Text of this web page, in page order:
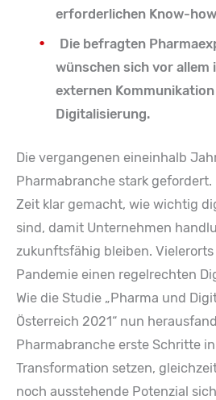
erforderlichen Know-
Die befragten
wünschen sich vor allem
externen
Digitalisierung.
Die vergangenen eineinhalb
Pharmabranche stark
Zeit klar gemacht, wie wichtig
sind, damit Unternehmen
zukunftsfähig bleiben.
Pandemie einen regelrechten
Wie die Studie „Pharma und
Österreich 2021“ nun
Pharmabranche erste Schritte
Transformation setzen,
noch ausstehende Potenzial